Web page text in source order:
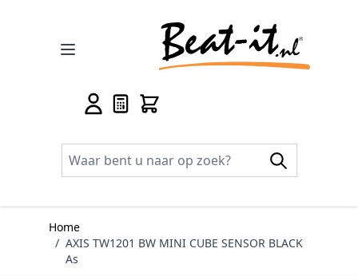
Home
/ AXIS TW1201 BW MINI CUBE SENSOR BLACK
As